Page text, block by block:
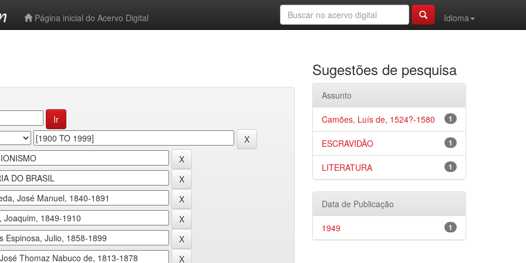
Página inicial do Acervo Digital
Idioma
Sugestões de pesquisa
Assunto
1
Camões, Luís de, 1524?-1580
1
ESCRAVIDÃO
1
LITERATURA
Data de Publicação
1
1949